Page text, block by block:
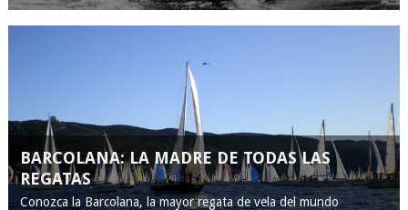
BARCOLANA: LA MADRE DE TODAS LAS
REGATAS
Conozca la Barcolana, la mayor regata de vela del mundo